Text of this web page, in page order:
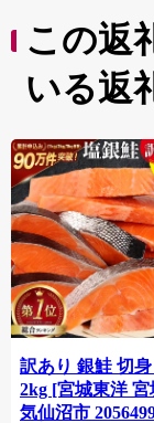
この返
いる返
訳あり 銀鮭 切
2kg [宮城東洋 宮
気仙沼市